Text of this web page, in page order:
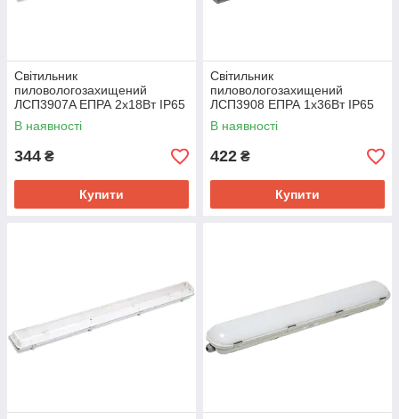
Світильник
пиловологозахищений
ЛСП3907A ЕПРА 2х18Вт IP65
IEK
В наявності
344 ₴
Купити
Світильник
пиловологозахищений
ЛСП3908 ЕПРА 1х36Вт IP65
IEK
В наявності
422 ₴
Купити